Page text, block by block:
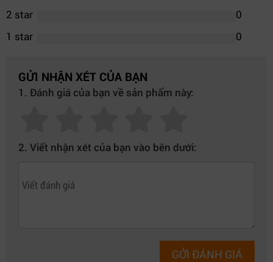
vỏ thép chắc chắn cùng gam màu đen sang trọng.
2 star
0
1 star
0
GỬI NHẬN XÉT CỦA BẠN
1. Đánh giá của bạn về sản phẩm này:
2. Viết nhận xét của bạn vào bên dưới:
GỞI ĐÁNH GIÁ